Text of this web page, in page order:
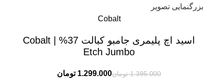
بزرگنمایی تصویر
Cobalt
اسید اچ پلیمری جامبو کبالت 37% | Cobalt
Etch Jumbo
1.395.000 تومان1.299.000 تومان